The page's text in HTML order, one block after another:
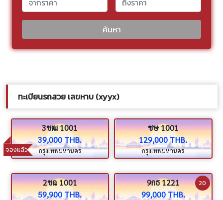
ค้นหา
ทะเบียนรถสวย เลขหาบ (xyyx)
จองแล้ว
3ขฒ 1001
39,000 THB.
กรุงเทพมหานคร
ชษ 1001
129,000 THB.
กรุงเทพมหานคร
2ขฉ 1001
59,900 THB.
9กธ 1221
99,000 THB.
20